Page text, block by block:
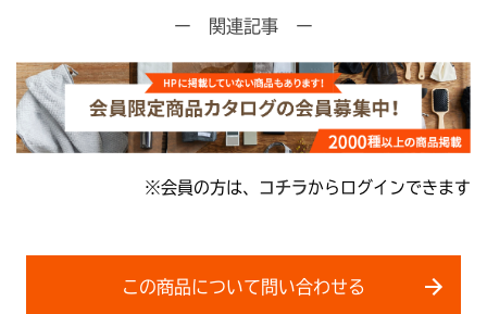
ー 関連記事 ー
※会員の方は、 コチラからログインできます
この商品について問い合わせる